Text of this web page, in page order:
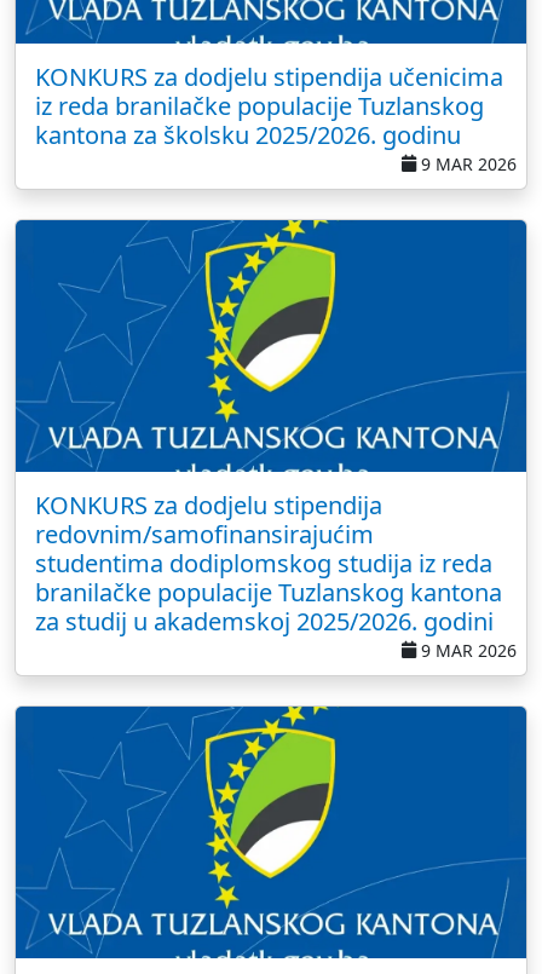
KONKURS za dodjelu stipendija učenicima
iz reda branilačke populacije Tuzlanskog
kantona za školsku 2025/2026. godinu
9 MAR 2026
KONKURS za dodjelu stipendija
redovnim/samofinansirajućim
studentima dodiplomskog studija iz reda
branilačke populacije Tuzlanskog kantona
za studij u akademskoj 2025/2026. godini
9 MAR 2026